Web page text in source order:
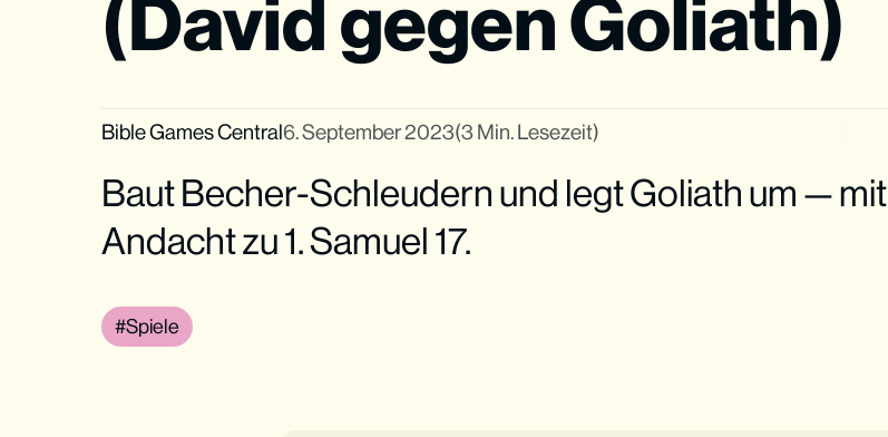
(David gegen Goliath)
Bible Games Central6. September 2023(3 Min. Lesezeit)
Baut Becher-Schleudern und legt Goliath um — mit
Andacht zu 1. Samuel 17.
Spiele